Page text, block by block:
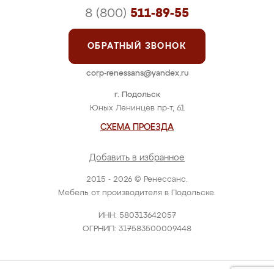
2015 - 2026 © Ренессанс.
Мебель от производителя в Подольске.
ИНН: 580313642057
ОГРНИП: 317583500009448
г. Подольск
Юных Ленинцев пр-т, 61
СХЕМА ПРОЕЗДА
Добавить в избранное
8 (800) 511-89-55
ОБРАТНЫЙ ЗВОНОК
corp-renessans@yandex.ru